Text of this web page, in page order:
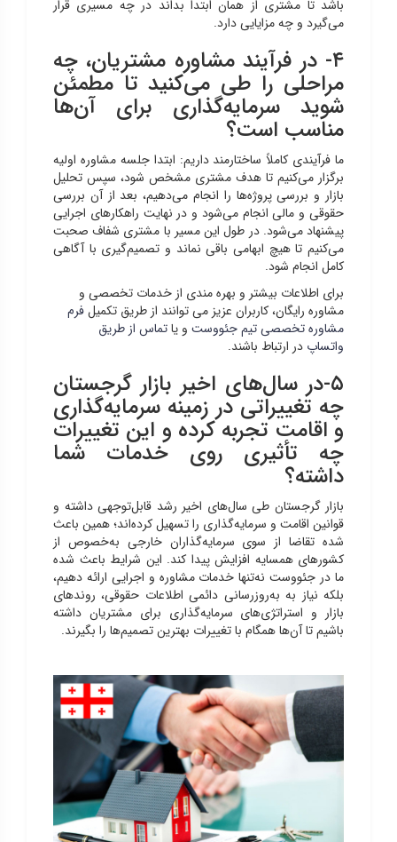
باشد تا مشتری از همان ابتدا بداند در چه مسیری قرار
می‌گیرد و چه مزایایی دارد.
۴- در فرآیند مشاوره مشتریان، چه
مراحلی را طی می‌کنید تا مطمئن
شوید سرمایه‌گذاری برای آن‌ها
مناسب است؟
ما فرآیندی کاملاً ساختارمند داریم: ابتدا جلسه مشاوره اولیه
برگزار می‌کنیم تا هدف مشتری مشخص شود، سپس تحلیل
بازار و بررسی پروژه‌ها را انجام می‌دهیم، بعد از آن بررسی
حقوقی و مالی انجام می‌شود و در نهایت راهکارهای اجرایی
پیشنهاد می‌شود. در طول این مسیر با مشتری شفاف صحبت
می‌کنیم تا هیچ ابهامی باقی نماند و تصمیم‌گیری با آگاهی
کامل انجام شود.
برای اطلاعات بیشتر و بهره مندی از خدمات تخصصی و
مشاوره رایگان، کاربران عزیز می توانند از طریق تکمیلفرم
مشاوره تخصصی تیم جئووست و یاتماس از طریق
واتساپ در ارتباط باشند.
۵-در سال‌های اخیر بازار گرجستان
چه تغییراتی در زمینه سرمایه‌گذاری
و اقامت تجربه کرده و این تغییرات
چه تأثیری روی خدمات شما
داشته؟
بازار گرجستان طی سال‌های اخیر رشد قابل‌توجهی داشته و
قوانین اقامت و سرمایه‌گذاری را تسهیل کرده‌اند؛ همین باعث
شده تقاضا از سوی سرمایه‌گذاران خارجی به‌خصوص از
کشورهای همسایه افزایش پیدا کند. این شرایط باعث شده
ما در جئووست نه‌تنها خدمات مشاوره و اجرایی ارائه دهیم،
بلکه نیاز به به‌روزرسانی دائمی اطلاعات حقوقی، روندهای
بازار و استراتژی‌های سرمایه‌گذاری برای مشتریان داشته
باشیم تا آن‌ها همگام با تغییرات بهترین تصمیم‌ها را بگیرند.